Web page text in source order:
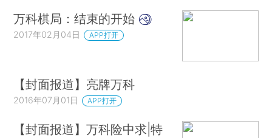
万科棋局：结束的开始
2017年02月04日 APP打开
【封面报道】亮牌万科
2016年07月01日 APP打开
【封面报道】万科险中求|特